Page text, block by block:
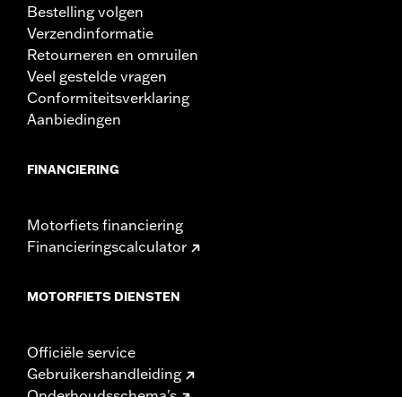
Bestelling volgen
Verzendinformatie
Retourneren en omruilen
Veel gestelde vragen
Conformiteitsverklaring
Aanbiedingen
FINANCIERING
Motorfiets financiering
Financieringscalculator
MOTORFIETS DIENSTEN
Officiële service
Gebruikershandleiding